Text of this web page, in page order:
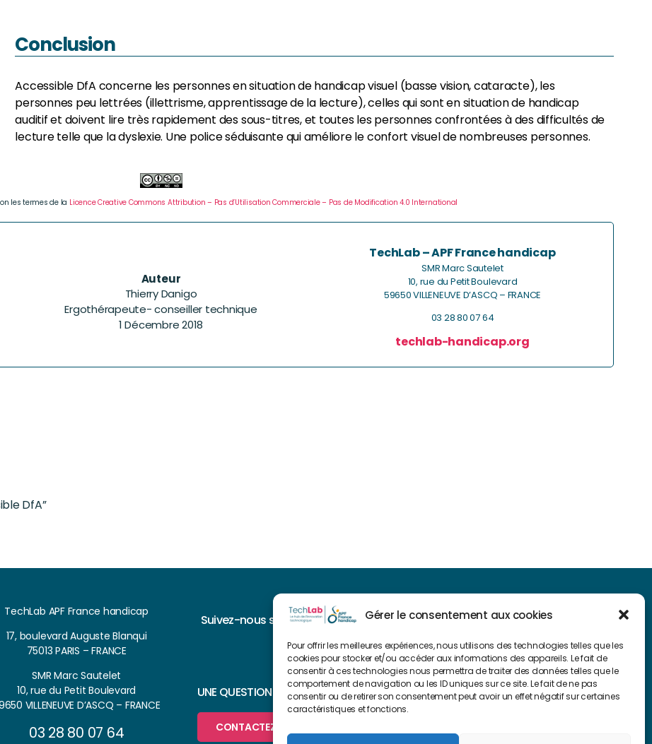
Gérer le consentement aux cookies
Pour offrir les meilleures expériences, nous utilisons des technologies telles que les
cookies pour stocker et/ou accéder aux informations des appareils. Le fait de
consentir à ces technologies nous permettra de traiter des données telles que le
comportement de navigation ou les ID uniques sur ce site. Le fait de ne pas
consentir ou de retirer son consentement peut avoir un effet négatif sur certaines
caractéristiques et fonctions.
Conclusion
Accessible DfA concerne les personnes en situation de handicap visuel (basse vision, cataracte), les
personnes peu lettrées (illettrisme, apprentissage de la lecture), celles qui sont en situation de handicap
auditif et doivent lire très rapidement des sous-titres, et toutes les personnes confrontées à des difficultés de
lecture telle que la dyslexie. Une police séduisante qui améliore le confort visuel de nombreuses personnes.
les termes de la Licence Creative Commons Attribution – Pas d’Utilisation Commerciale – Pas de Modification 4.0 International
Auteur
Thierry Danigo
Ergothérapeute- conseiller technique
1 Décembre 2018
TechLab – APF France handicap
SMR Marc Sautelet
10, rue du Petit Boulevard
59650 VILLENEUVE D’ASCQ – FRANCE
03 28 80 07 64
techlab-handicap.org
DfA”
TechLab APF France handicap
17, boulevard Auguste Blanqui
75013 PARIS – FRANCE
SMR Marc Sautelet
10, rue du Petit Boulevard
VILLENEUVE D’ASCQ – FRANCE
03 28 80 07 64
Suivez-nous sur
UNE QUESTION ?
CONTACTEZ-NOUS
NAVIGUER SUR NOTRE SITE
FAIRE UN DON